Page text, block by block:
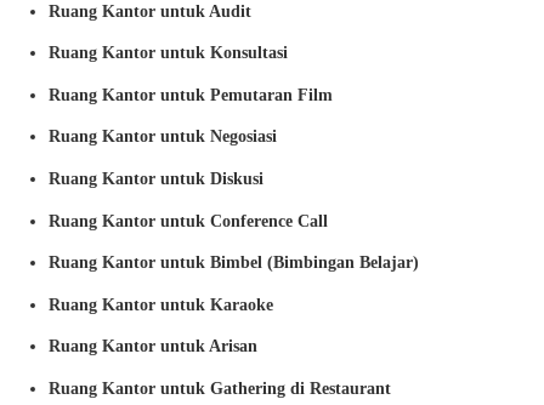
Ruang Kantor untuk Audit
Ruang Kantor untuk Konsultasi
Ruang Kantor untuk Pemutaran Film
Ruang Kantor untuk Negosiasi
Ruang Kantor untuk Diskusi
Ruang Kantor untuk Conference Call
Ruang Kantor untuk Bimbel (Bimbingan Belajar)
Ruang Kantor untuk Karaoke
Ruang Kantor untuk Arisan
Ruang Kantor untuk Gathering di Restaurant